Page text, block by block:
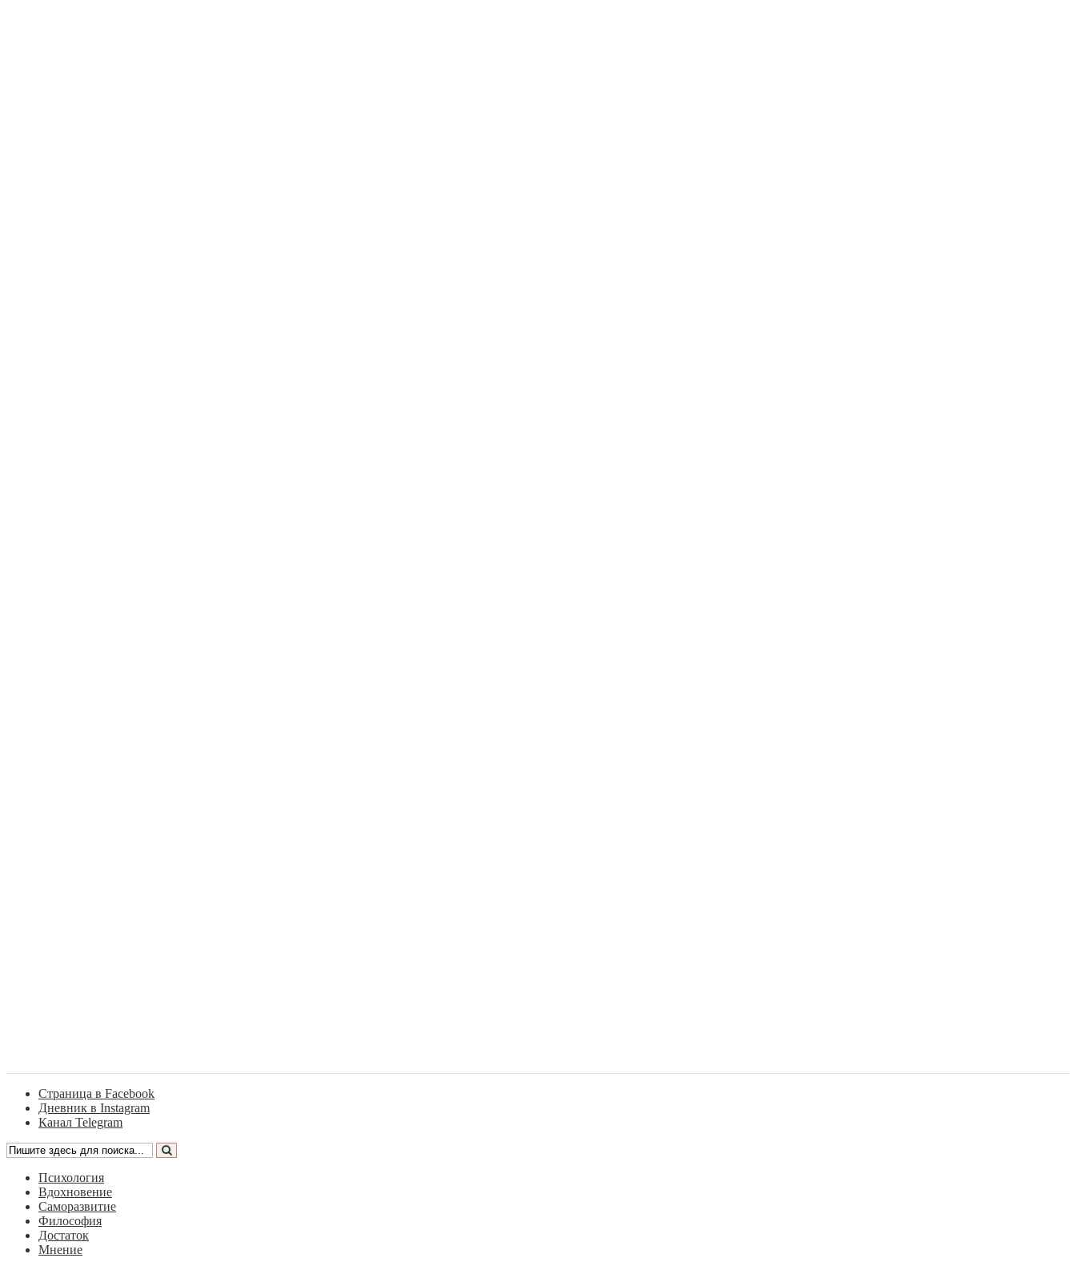
Страница в Facebook
Дневник в Instagram
Канал Telegram
Психология
Вдохновение
Саморазвитие
Философия
Достаток
Мнение